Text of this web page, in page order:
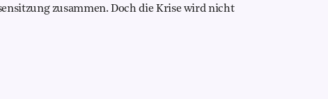
zusammen. Doch die Krise wird nicht